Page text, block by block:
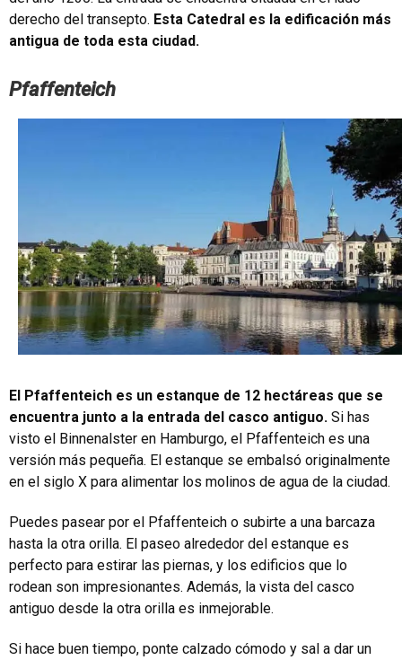
derecho del transepto. Esta Catedral es la edificación más
antigua de toda esta ciudad.
Pfaffenteich
El Pfaffenteich es un estanque de 12 hectáreas que se
encuentra junto a la entrada del casco antiguo. Si has
visto el Binnenalster en Hamburgo, el Pfaffenteich es una
versión más pequeña. El estanque se embalsó originalmente
en el siglo X para alimentar los molinos de agua de la ciudad.
Puedes pasear por el Pfaffenteich o subirte a una barcaza
hasta la otra orilla. El paseo alrededor del estanque es
perfecto para estirar las piernas, y los edificios que lo
rodean son impresionantes. Además, la vista del casco
antiguo desde la otra orilla es inmejorable.
Si hace buen tiempo, ponte calzado cómodo y sal a dar un